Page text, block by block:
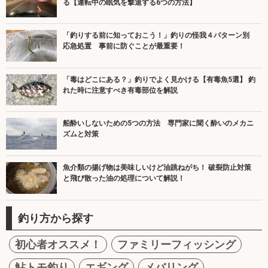
る【運転中の眠気を撃退する6つの方法】
「釣りする前に知っておこう！」釣りの怪我４パターン別
応急処置 事前に防ぐことが最重要！
「毒はどこにある？」釣りでよく見かける【有毒魚5選】 釣
れた時に注意すべき有毒部位を解説
船酔いしないための5つの方法 専門家に聞く酔いのメカニ
ズムと対策
魚介類の揚げ物は美味しいけど油跳ねがち！ 破裂防止対策
と飛び散った油の処理について解説！
釣り方から探す
初心者オススメ！
ファミリーフィッシング